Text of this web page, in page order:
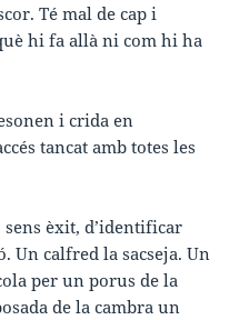
Té mal de cap i
hi fa allà ni com hi ha
i crida en
tancat amb totes les
èxit, d’identificar
Un calfred la sacseja. Un
per un porus de la
de la cambra un